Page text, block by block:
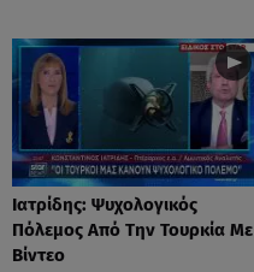
Ιατρίδης: Ψυχολογικός
Πόλεμος Από Την Τουρκία Με
Βίντεο